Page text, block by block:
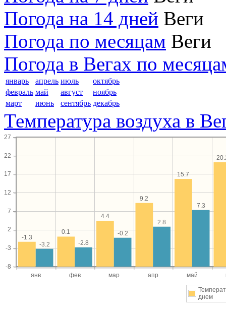
Погода на 14 дней Веги
Погода по месяцам Веги
Погода в Вегах по
январь апрель июль
октябрь
февраль май август
ноябрь
март
июнь сентябрь декабрь
Температура воздуха в
янв фев мар апр май
-8
-3
2
7
12
17
22
27
15.7
9.2
4.4
0.1
-1.3
7.3
2.8
-0.2
-2.8
-3.2
днем